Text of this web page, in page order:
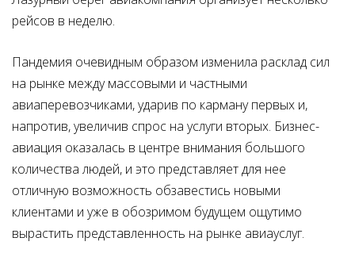
рейсов в неделю.
Пандемия очевидным образом изменила расклад сил
на рынке между массовыми и частными
авиаперевозчиками, ударив по карману первых и,
напротив, увеличив спрос на услуги вторых. Бизнес-
авиация оказалась в центре внимания большого
количества людей, и это представляет для нее
отличную возможность обзавестись новыми
клиентами и уже в обозримом будущем ощутимо
вырастить представленность на рынке авиауслуг.